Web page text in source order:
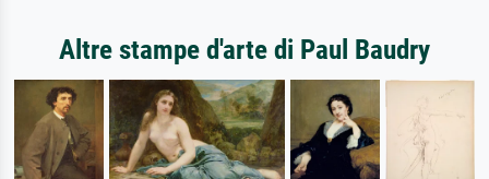
Altre stampe d'arte di Paul Baudry